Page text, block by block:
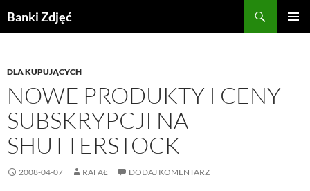
doBanki Zdjęć
DLA KUPUJĄCYCH
NOWE PRODUKTY I CENY
SUBSKRYPCJI NA
SHUTTERSTOCK
2008-04-07 RAFAŁ DODAJ KOMENTARZ